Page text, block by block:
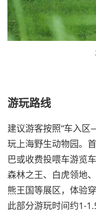
游玩路线
建议游客按照“车入
玩上海野生动物园。
巴或收费投喂车游览
森林之王、白虎领地
熊王国等展区，体验
此部分游玩时间约1-